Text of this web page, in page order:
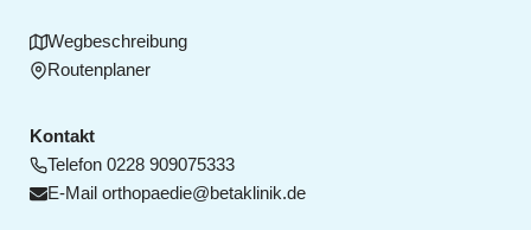
Wegbeschreibung
Routenplaner
Kontakt
Telefon 0228 909075333
E-Mail orthopaedie@betaklinik.de